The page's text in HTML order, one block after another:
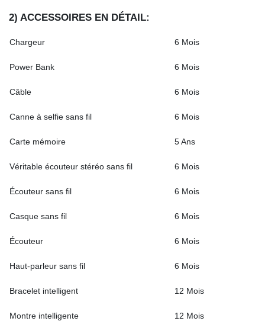
2) ACCESSOIRES EN DÉTAIL:
Chargeur 6 Mois
Power Bank 6 Mois
Câble 6 Mois
Canne à selfie sans fil 6 Mois
Carte mémoire 5 Ans
Véritable écouteur stéréo sans fil 6 Mois
Écouteur sans fil 6 Mois
Casque sans fil 6 Mois
Écouteur 6 Mois
Haut-parleur sans fil 6 Mois
Bracelet intelligent 12 Mois
Montre intelligente 12 Mois